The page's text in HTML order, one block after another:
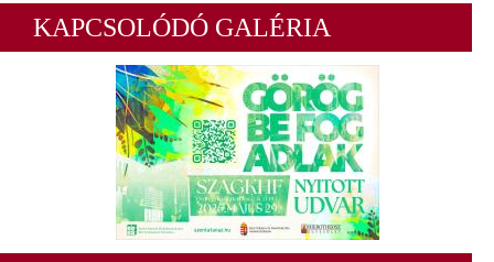
KAPCSOLÓDÓ GALÉRIA